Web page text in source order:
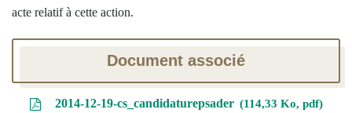
acte relatif à cette action.
Document associé
2014-12-19-cs_candidaturepsader 114,33 Ko, pdf